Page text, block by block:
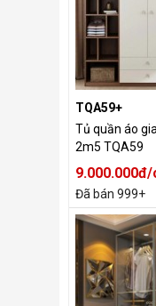
TQA59+
Tủ quần áo
2m5 TQA59
Đã bán 999+